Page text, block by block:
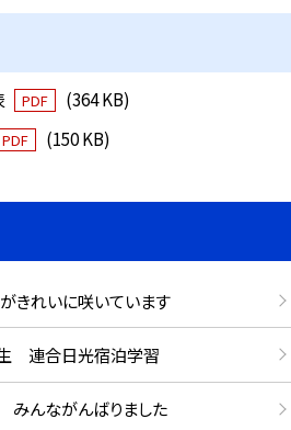
PDF
(364 KB)
PDF (150 KB)
きれいに咲いています
連合日光宿泊学習
んながんばりました